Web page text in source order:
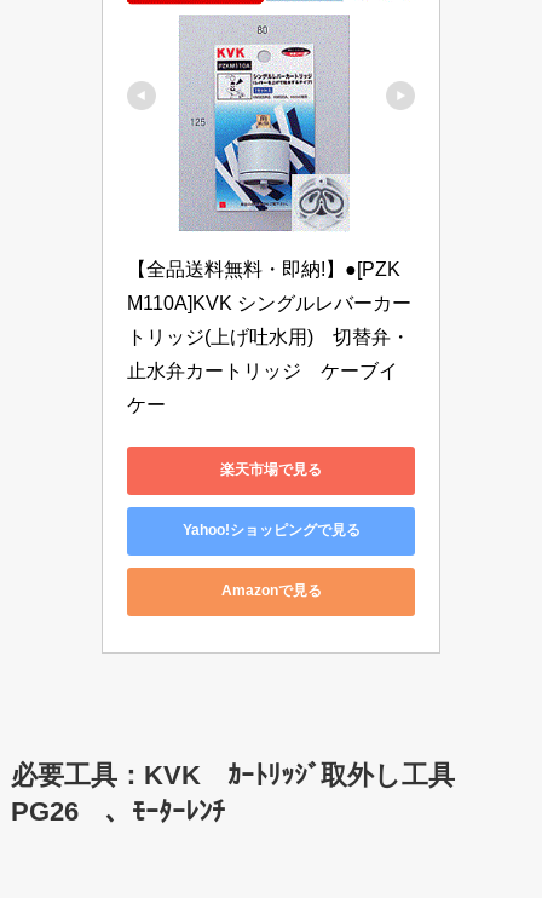
【全品送料無料・即納!】●[PZK
M110A]KVK シングルレバーカー
トリッジ(上げ吐水用)　切替弁・
止水弁カートリッジ　ケーブイ
ケー
楽天市場で見る
Yahoo!ショッピングで見る
Amazonで見る
必要工具：KVK ｶｰﾄﾘｯｼﾞ取外し工具
PG26 、ﾓｰﾀｰﾚﾝﾁ